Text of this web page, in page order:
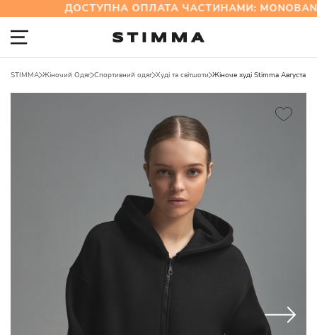
ДОСТУПНА ОПЛАТА ЧАСТИНАМИ:
STIMMA Жіночий Одяг Спортивний одяг Худі та світшоти Жіноче худі Stimma Августа